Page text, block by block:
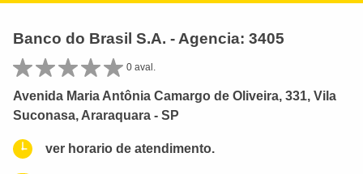
Banco do Brasil S.A. - Agencia: 3405
0 aval.
Avenida Maria Antônia Camargo de Oliveira, 331, Vila
Suconasa, Araraquara - SP
ver horario de atendimento.